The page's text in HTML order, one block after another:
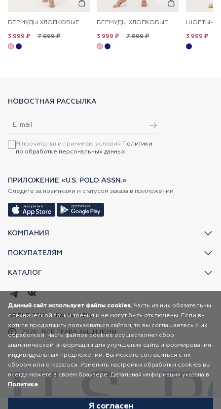
БЕРМУДЫ ХЛОПКОВЫЕ
7 999 ₽
3 999 ₽
БЕРМУДЫ ХЛОПКОВЫЕ
7 999 ₽
3 999 ₽ 3 999 ₽
КОМПАНИЯ
ПОКУПАТЕЛЯМ
КАТАЛОГ
НОВОСТНАЯ РАССЫЛКА
Я прочитал(а) и принимаю условия Политики
по обработке персональных данных
ПРИЛОЖЕНИЕ «U.S. POLO ASSN.»
Следите за новинками и статусом заказа в приложении
2026 ВСЕ ПРАВА ЗАЩИЩЕНЫ
AR FASHION Карта сайта
Данный сайт использует файлы cookies. Часть из них обязательны
с технической точки зрения и не могут быть отключены. Если вы
хотите продолжить пользоваться сайтом, то вы соглашаетесь с их
обработкой. Часть файлов cookies осуществляет сбор
аналитической информации для улучшения сайта и формирования
индивидуальных предложений. Вы можете согласиться с их
сбором или отказаться. Изменить настройки обработки cookies вы
всегда можете в своем браузере. Детальная информация указана в
Политике
Я согласен